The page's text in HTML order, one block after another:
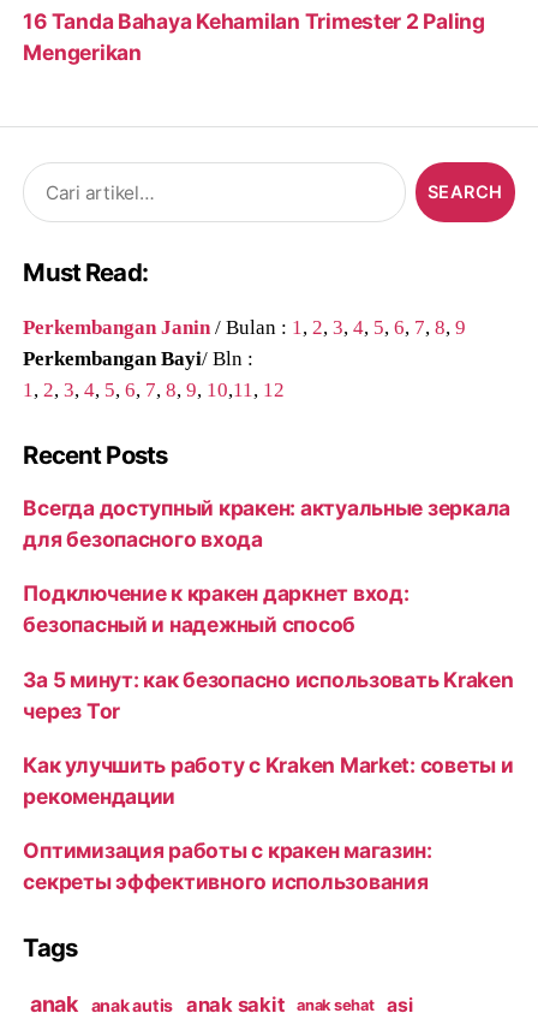
16 Tanda Bahaya Kehamilan Trimester 2 Paling
Mengerikan
Search
for:
Must Read:
Perkembangan Janin / Bulan : 1 , 2,3,4, 5,6, 7,8,9
Perkembangan Bayi/ Bln :
1 , 2,3,4, 5,6, 7,8,9, 10,11 , 12
Recent Posts
Всегда доступный кракен: актуальные зеркала
для безопасного входа
Подключение к кракен даркнет вход:
безопасный и надежный способ
За 5 минут: как безопасно использовать Kraken
через Tor
Как улучшить работу с Kraken Market: советы и
рекомендации
Оптимизация работы с кракен магазин:
секреты эффективного использования
Tags
anak anak autis anak sakit anak sehat
asi